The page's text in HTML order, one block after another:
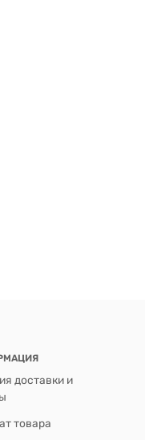
доставки и
товара